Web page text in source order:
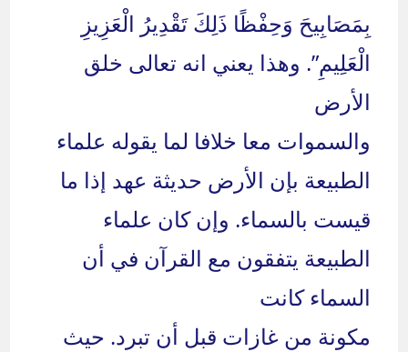
بِمَصَابِيحَ وَحِفْظًا ذَلِكَ تَقْدِيرُ الْعَزِيزِ
الْعَلِيمِ”. وهذا يعني انه تعالى خلق
الأرض
والسموات معا خلافا لما يقوله علماء
الطبيعة بإن الأرض حديثة عهد إذا ما
قيست بالسماء. وإن كان علماء
الطبيعة يتفقون مع القرآن في أن
السماء كانت
مكونة من غازات قبل أن تبرد. حيث